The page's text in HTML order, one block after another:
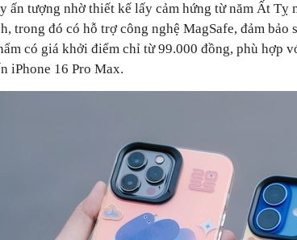
ấn tượng nhờ thiết kế lấy cảm hứng từ năm Ất Tỵ
trong đó có hỗ trợ công nghệ MagSafe, đảm
có giá khởi điểm chỉ từ 99.000 đồng, phù hợp
iPhone 16 Pro Max.